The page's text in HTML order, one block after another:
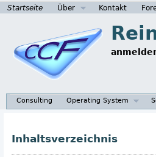
Startseite Über Kontakt
Consulting Operating System
Inhaltsverzeichnis